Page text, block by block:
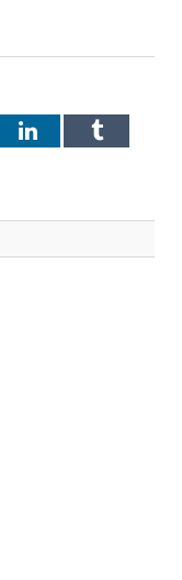
LinkedInTumblr